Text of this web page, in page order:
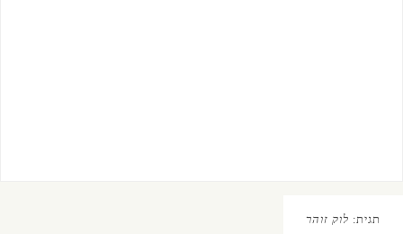
תגית: לוק זוהר